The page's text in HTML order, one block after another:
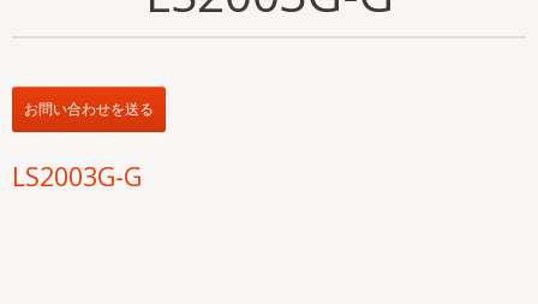
お問い合わせを送る
LS2003G-G